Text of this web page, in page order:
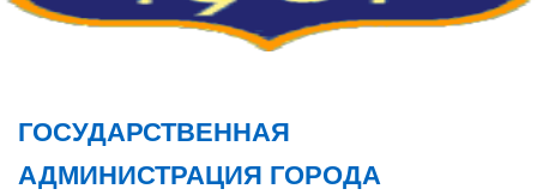
ГОСУДАРСТВЕННАЯ
АДМИНИСТРАЦИЯ ГОРОДА